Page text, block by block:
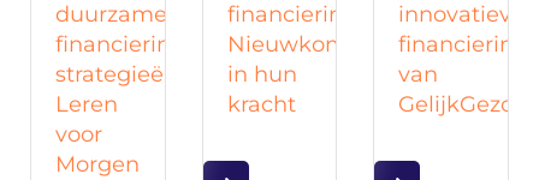
duurzame
financierings-
strategieën
Leren
voor
Morgen
financiering
Nieuwkomers
in hun
kracht
innovatieve
financiering
van